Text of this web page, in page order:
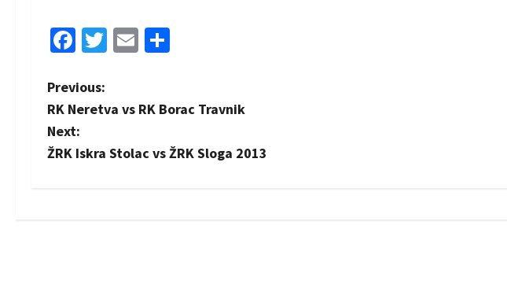
Facebook
Twitter
Email
P
o
s
Previous:
RK Neretva vs RK Borac Travnik
Next:
ŽRK Iskra Stolac vs ŽRK Sloga 2013